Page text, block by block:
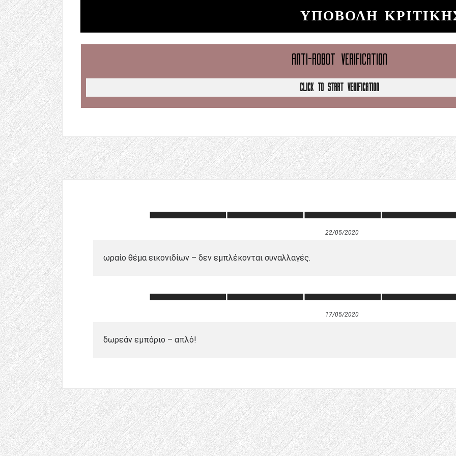
ΥΠΟΒΟΛΉ
ANTI-ROBOT VERIFICATION
CLICK TO START VERIFICATION
22/05/2020
ωραίο θέμα εικονιδίων – δεν εμπλέκονται συναλλαγές.
17/05/2020
δωρεάν εμπόριο – απλό!